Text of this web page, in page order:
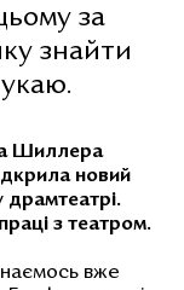
за
знайти
Шиллера
новий
драмтеатрі.
з театром.
вже